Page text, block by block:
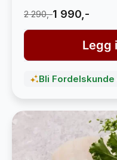
2 290,-1 990,-
Legg
Bli